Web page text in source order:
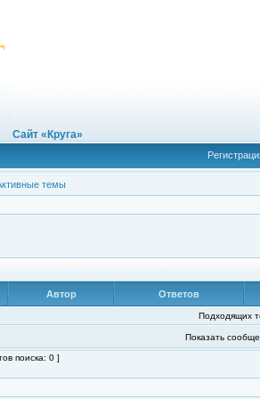
Сайт «Круга»
темы
Автор Ответов
Подходящих
Показать
поиска: 0 ]